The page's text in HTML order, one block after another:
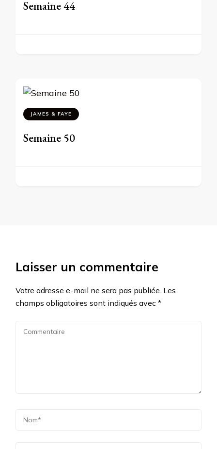
Semaine 44
JAMES & FAYE
Semaine 50
Laisser un commentaire
Votre adresse e-mail ne sera pas publiée. Les
champs obligatoires sont indiqués avec *